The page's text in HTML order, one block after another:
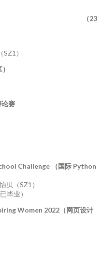
题竞赛 （23
）
论赛
Challenge （国际 Python
（SZ1）
）
Women 2022 （网页设计
）